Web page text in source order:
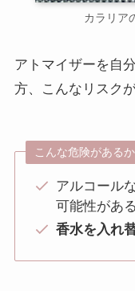
カラリア
アトマイザーを自
方、こんなリスク
こんな危険がある
アルコール
可能性がある
香水を入れ